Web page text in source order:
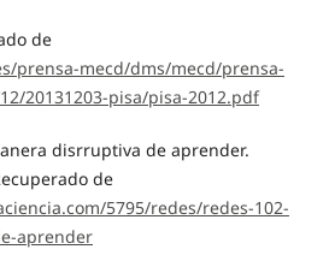
de
prensa-mecd/dms/mecd/prensa-
20131203-pisa/pisa-2012.pdf
disrruptiva de aprender.
de
5795/redes/redes-102-
aprender